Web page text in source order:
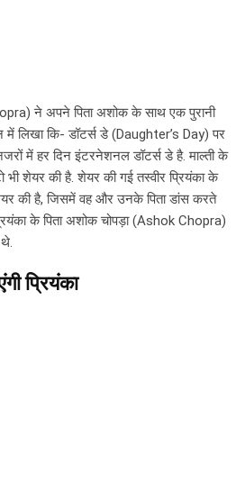
ने अपने पिता अशोक के साथ एक पुरानी
लिखा कि- डॉटर्स डे (Daughter’s Day) पर
में हर दिन इंटरनेशनल डॉटर्स डे है. माल्ती के
भी शेयर की है. शेयर की गई तस्वीर प्रियंका के
की है, जिसमें वह और उनके पिता डांस करते
के पिता अशोक चोपड़ा (Ashok Chopra)
प्रियंका